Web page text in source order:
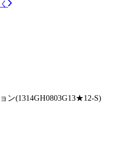
ン(1314GH0803G13★12-S)